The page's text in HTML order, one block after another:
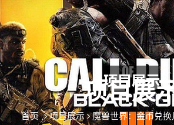
项目展
首页 项目展示
魔兽世界：金币兑